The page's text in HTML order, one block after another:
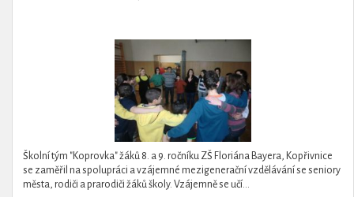
Školní tým "Koprovka" žáků 8. a 9. ročníku ZŠ Floriána Bayera, Kopřivnice
se zaměřil na spolupráci a vzájemné mezigenerační vzdělávání se seniory
města, rodiči a prarodiči žáků školy. Vzájemně se učí...